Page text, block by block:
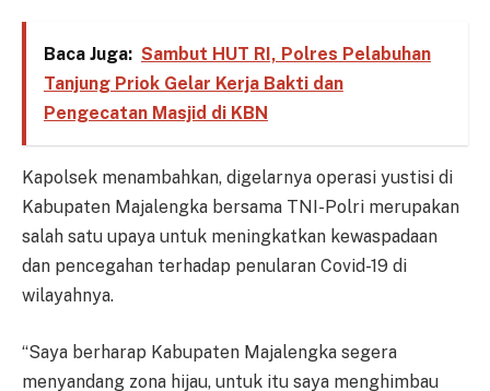
Baca Juga: Sambut HUT RI, Polres Pelabuhan
Tanjung Priok Gelar Kerja Bakti dan
Pengecatan Masjid di KBN
Kapolsek menambahkan, digelarnya operasi yustisi di
Kabupaten Majalengka bersama TNI-Polri merupakan
salah satu upaya untuk meningkatkan kewaspadaan
dan pencegahan terhadap penularan Covid-19 di
wilayahnya.
“Saya berharap Kabupaten Majalengka segera
menyandang zona hijau, untuk itu saya menghimbau